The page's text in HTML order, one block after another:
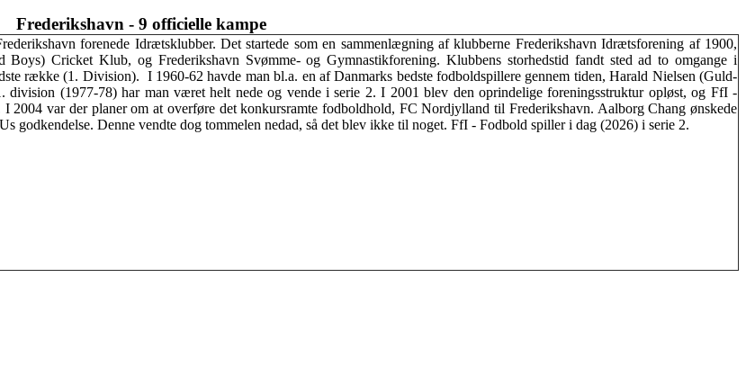
Frederikshavn - 9 officielle kampe
forenede Idrætsklubber. Det startede som en sammenlægning af klubberne Frederikshavn Idrætsforening af 1900,
Boys) Cricket Klub, og Frederikshavn Svømme- og Gymnastikforening. Klubbens storhedstid fandt sted ad to omgange i
række (1. Division). I 1960-62 havde man bl.a. en af Danmarks bedste fodboldspillere gennem tiden, Harald Nielsen (Guld-
division (1977-78) har man været helt nede og vende i serie 2. I 2001 blev den oprindelige foreningsstruktur opløst, og FfI -
2004 var der planer om at overføre det konkursramte fodboldhold, FC Nordjylland til Frederikshavn. Aalborg Chang ønskede
godkendelse. Denne vendte dog tommelen nedad, så det blev ikke til noget. FfI - Fodbold spiller i dag (2026) i serie 2.